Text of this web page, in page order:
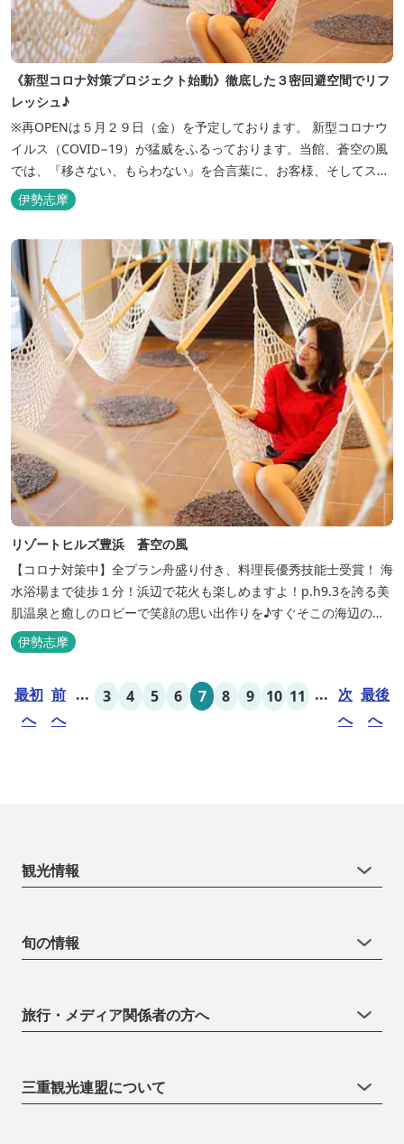
《新型コロナ対策プロジェクト始動》徹底した３密回避空間でリフ
レッシュ♪
※再OPENは５月２９日（金）を予定しております。 新型コロナウ
イルス（COVID−19）が猛威をふるっております。当館、蒼空の風
では、『移さない、もらわない』を合言葉に、お客様、そしてスタ
ッフの感染リスクを最小限に抑えるために、館内設備、オペレーシ
ョンを見直し、徹底した管理を行います。 ※「３密・感染対策の見
える化」のため長文になっております。 《３密回避基本対策》
【密閉...
伊勢志摩
リゾートヒルズ豊浜 蒼空の風
【コロナ対策中】全プラン舟盛り付き、料理長優秀技能士受賞！ 海
水浴場まで徒歩１分！浜辺で花火も楽しめますよ！p.h9.3を誇る美
肌温泉と癒しのロビーで笑顔の思い出作りを♪すぐそこの海辺の高
台に建つ温泉宿
伊勢志摩
最初
へ
前
へ
... 3 4 5 6 7 8 9 10 11 ... 次
へ
最後
へ
観光情報
旬の情報
旅行・メディア関係者の方へ
三重観光連盟について